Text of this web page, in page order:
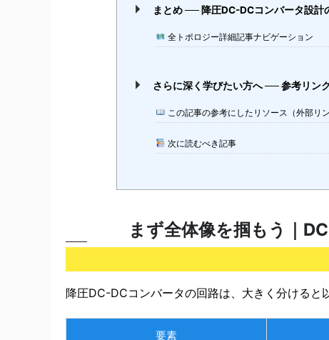
まとめ ── 降圧DC-DCコンバータ設計
全トポロジー詳細記事ナビゲーション
さらに深く学びたい方へ ── 参考リン
この記事の参考にしたリソース（外部リン
次に読むべき記事
まず全体像を掴もう｜
降圧DC-DCコンバータの回路は、大きく分けると
要素